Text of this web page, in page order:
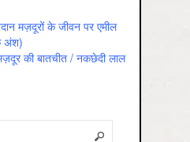
मज़दूरों के जीवन पर एमील
अंश)
की बातचीत / नकछेदी लाल